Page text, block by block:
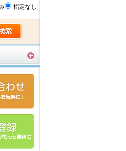
指定なし